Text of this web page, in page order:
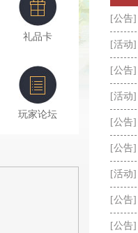
礼品卡
玩家论坛
[公告]
[活动]
[公告]
[活动]
[公告]
[公告]
[活动]
[公告]
[公告]